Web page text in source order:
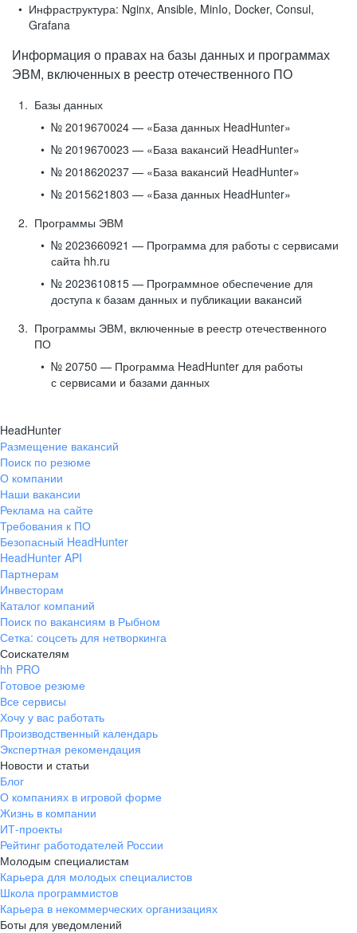
Инфраструктура: Nginx, Ansible, MinIo, Docker, Consul,
Grafana
Информация о правах на базы данных и программах
ЭВМ, включенных в реестр отечественного ПО
Базы данных
№ 2019670024 — «База данных HeadHunter»
№ 2019670023 — «База вакансий HeadHunter»
№ 2018620237 — «База вакансий HeadHunter»
№ 2015621803 — «База данных HeadHunter»
Программы ЭВМ
№ 2023660921 — Программа для работы с сервисами
сайта hh.ru
№ 2023610815 — Программное обеспечение для
доступа к базам данных и публикации вакансий
Программы ЭВМ, включенные в реестр отечественного
ПО
№ 20750 — Программа HeadHunter для работы
с сервисами и базами данных
HeadHunter
Размещение вакансий
Поиск по резюме
О компании
Наши вакансии
Реклама на сайте
Требования к ПО
Безопасный HeadHunter
HeadHunter API
Партнерам
Инвесторам
Каталог компаний
Поиск по вакансиям в Рыбном
Сетка: соцсеть для нетворкинга
Соискателям
hh PRO
Готовое резюме
Все сервисы
Хочу у вас работать
Производственный календарь
Экспертная рекомендация
Новости и статьи
Блог
О компаниях в игровой форме
Жизнь в компании
ИТ-проекты
Рейтинг работодателей России
Молодым специалистам
Карьера для молодых специалистов
Школа программистов
Карьера в некоммерческих организациях
Боты для уведомлений